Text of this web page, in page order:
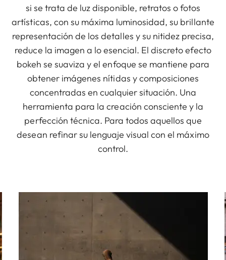
si se trata de luz disponible, retratos o fotos
artísticas, con su máxima luminosidad, su brillante
representación de los detalles y su nitidez precisa,
reduce la imagen a lo esencial. El discreto efecto
bokeh se suaviza y el enfoque se mantiene para
obtener imágenes nítidas y composiciones
concentradas en cualquier situación. Una
herramienta para la creación consciente y la
perfección técnica. Para todos aquellos que
desean refinar su lenguaje visual con el máximo
control.